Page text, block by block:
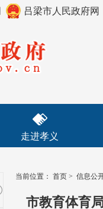
吕梁市人民政府网
走进孝义
当前位置： 首页 > 信息公
市教育体育